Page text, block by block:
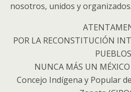
nosotros, unidos y organizados.
POR LA RECONSTITUCIÓN
PUEBLOS
NUNCA MÁS UN
Concejo Indígena y Popular